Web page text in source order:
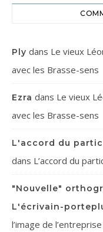
Ply dans Le vieux
avec les Brasse-sens
Ezra dans Le vieux
avec les Brasse-sens
L'accord du
dans L’accord du
"Nouvelle"
L'écrivain-
l’image de l’entreprise